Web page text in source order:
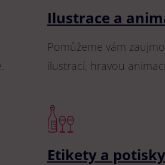
Ilustrace a
Pomůžeme vám
ilustrací, hravou
Etikety a potisky